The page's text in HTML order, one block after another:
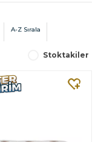
A-Z Sırala
Stoktakiler